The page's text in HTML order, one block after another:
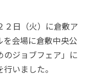
２日（火）に倉敷ア
会場に倉敷中央公
のジョブフェア」に
いました。